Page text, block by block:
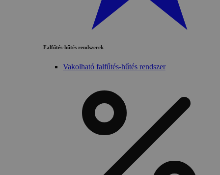
Falfűtés-hűtés rendszerek
Vakolható falfűtés-hűtés rendszer